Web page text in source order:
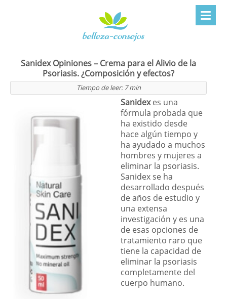
Sanidex Opiniones – Crema para el Alivio de la
Psoriasis. ¿Composición y efectos?
Tiempo de leer: 7 min
Sanidexes una
fórmula probada que
ha existido desde
hace algún tiempo y
ha ayudado a muchos
hombres y mujeres a
eliminar la psoriasis.
Sanidex se ha
desarrollado después
de años de estudio y
una extensa
investigación y es una
de esas opciones de
tratamiento raro que
tiene la capacidad de
eliminar la psoriasis
completamente del
cuerpo humano.